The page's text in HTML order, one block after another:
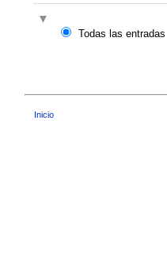
Todas las entradas
Inicio